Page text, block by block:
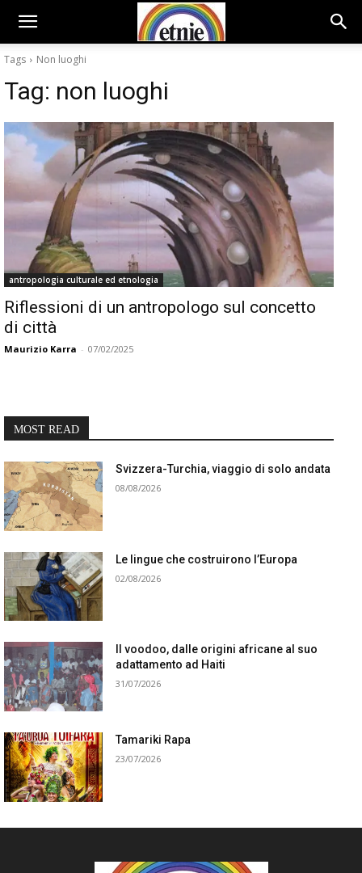
Tags Non luoghi
Tag: non luoghi
antropologia culturale ed etnologia
Riflessioni di un antropologo sul concetto
di città
Maurizio Karra - 07/02/2025
MOST READ
Svizzera-Turchia, viaggio di solo andata
08/08/2026
Le lingue che costruirono l’Europa
02/08/2026
Il voodoo, dalle origini africane al suo
adattamento ad Haiti
31/07/2026
Tamariki Rapa
23/07/2026